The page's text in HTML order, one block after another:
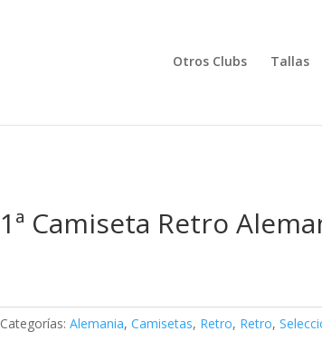
Otros Clubs Tallas
1ª Camiseta Retro
Categorías: Alemania, Camisetas, Retro, Retro,